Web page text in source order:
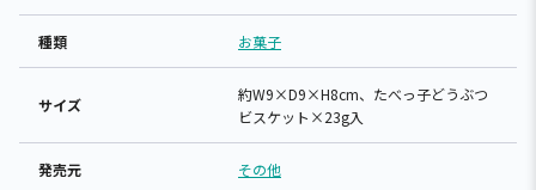
種類 お菓子
サイズ
約W9×D9×H8cm、たべっ子どうぶつ
ビスケット×23g入
発売元 その他